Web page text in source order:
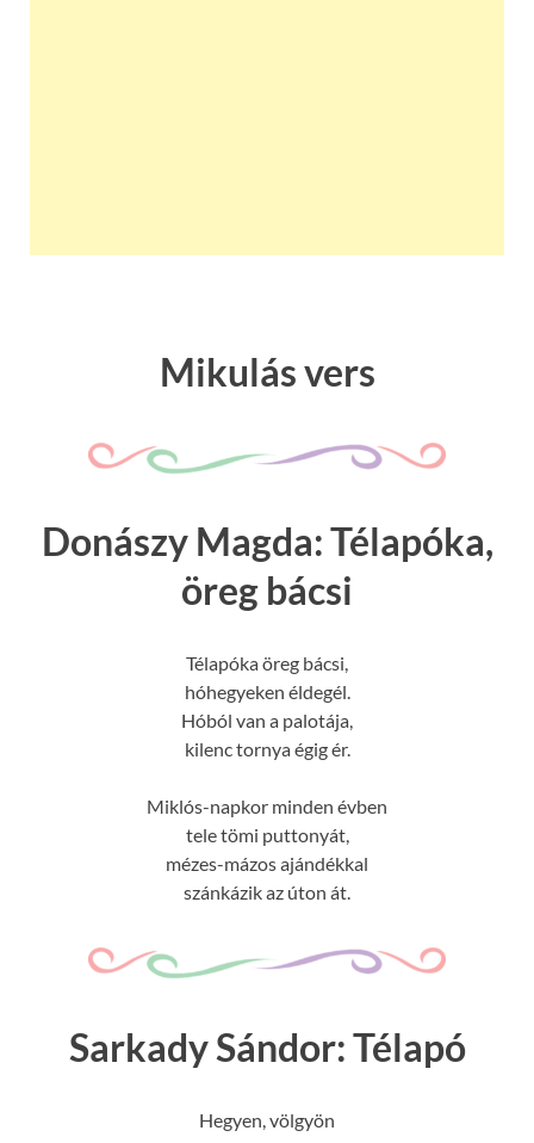
Mikulás vers
Donászy Magda: Télapóka,
öreg bácsi
Télapóka öreg bácsi,
hóhegyeken éldegél.
Hóból van a palotája,
kilenc tornya égig ér.
Miklós-napkor minden évben
tele tömi puttonyát,
mézes-mázos ajándékkal
szánkázik az úton át.
Sarkady Sándor: Télapó
Hegyen, völgyön